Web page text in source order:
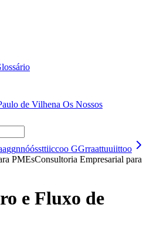
de Vilhena Os Nossos
aggnnóóssttiiccoo GGrraattuuiittoo
PMEsConsultoria Empresarial para
ro e Fluxo de